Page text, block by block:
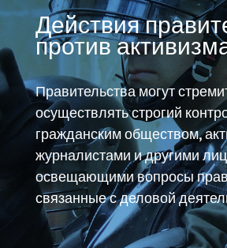
Действия
против
Правительства могут
осуществлять строгий
гражданским обществом,
журналистами и другими
освещающими вопросы
связанные с деловой